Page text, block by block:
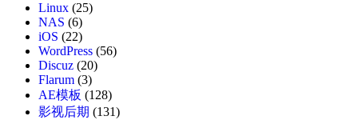
Linux (25)
NAS (6)
iOS (22)
WordPress (56)
Discuz (20)
Flarum (3)
AE模板 (128)
影视后期 (131)